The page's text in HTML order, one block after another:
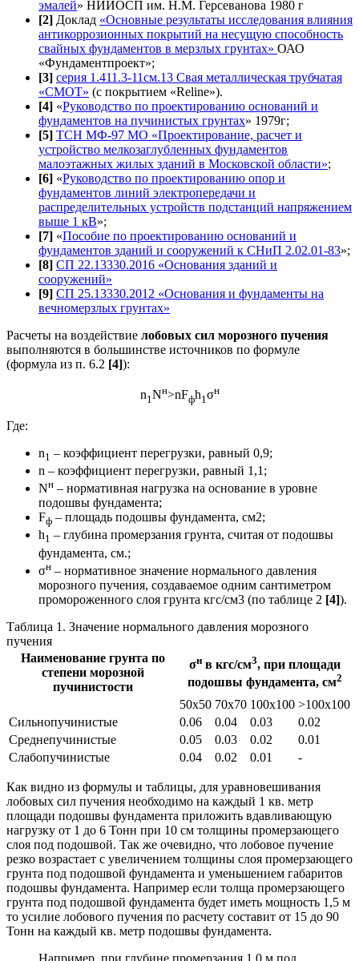
эмалей» НИИОСП им. Н.М. Герсеванова 1980 г
[2] Доклад «Основные результаты исследования влияния
антикоррозионных покрытий на несущую способность
свайных фундаментов в мерзлых грунтах» ОАО
«Фундаментпроект»;
[3] серия 1.411.3-11см.13 Свая металлическая трубчатая
«СМОТ» (с покрытием «Reline»).
[4] «Руководство по проектированию оснований и
фундаментов на пучинистых грунтах» 1979г;
[5] ТСН МФ-97 МО «Проектирование, расчет и
устройство мелкозаглубленных фундаментов
малоэтажных жилых зданий в Московской области»;
[6] «Руководство по проектированию опор и
фундаментов линий электропередачи и
распределительных устройств подстанций напряжением
выше 1 кВ»;
[7] «Пособие по проектированию оснований и
фундаментов зданий и сооружений к СНиП 2.02.01-83»;
[8] СП 22.13330.2016 «Основания зданий и
сооружений»
[9] СП 25.13330.2012 «Основания и фундаменты на
вечномерзлых грунтах»
Расчеты на воздействие лобовых сил морозного пучения
выполняются в большинстве источников по формуле
(формула из п. 6.2 [4]):
n1 Nн>nFфh1 σн
Где:
n1 – коэффициент перегрузки, равный 0,9;
n – коэффициент перегрузки, равный 1,1;
Nн – нормативная нагрузка на основание в уровне
подошвы фундамента;
Fф – площадь подошвы фундамента, см2;
h1 – глубина промерзания грунта, считая от подошвы
фундамента, см.;
σн – нормативное значение нормального давления
морозного пучения, создаваемое одним сантиметром
промороженного слоя грунта кгс/см3 (по таблице 2 [4]).
Таблица 1. Значение нормального давления морозного
пучения
Наименование грунта по
степени морозной
пучинистости
σн в кгс/см3, при площади
подошвы фундамента, см2
50х50 70х70 100х100 >100х100
Сильнопучинистые
0.06 0.04 0.03
0.02
Среднепучинистые
0.05 0.03 0.02
0.01
Слабопучинистые
0.04 0.02 0.01 -
Как видно из формулы и таблицы, для уравновешивания
лобовых сил пучения необходимо на каждый 1 кв. метр
площади подошвы фундамента приложить вдавливающую
нагрузку от 1 до 6 Тонн при 10 см толщины промерзающего
слоя под подошвой. Так же очевидно, что лобовое пучение
резко возрастает с увеличением толщины слоя промерзающего
грунта под подошвой фундамента и уменьшением габаритов
подошвы фундамента. Например если толща промерзающего
грунта под подошвой фундамента будет иметь мощность 1,5 м
то усилие лобового пучения по расчету составит от 15 до 90
Тонн на каждый кв. метр подошвы фундамента.
Например, при глубине промерзания 1,0 м под